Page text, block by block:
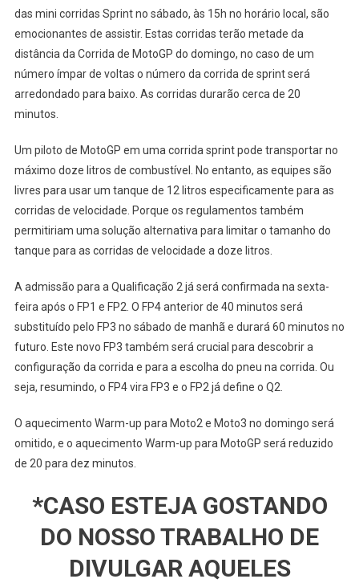
das mini corridas Sprint no sábado, às 15h no horário local, são
emocionantes de assistir. Estas corridas terão metade da
distância da Corrida de MotoGP do domingo, no caso de um
número ímpar de voltas o número da corrida de sprint será
arredondado para baixo. As corridas durarão cerca de 20
minutos.
Um piloto de MotoGP em uma corrida sprint pode transportar no
máximo doze litros de combustível. No entanto, as equipes são
livres para usar um tanque de 12 litros especificamente para as
corridas de velocidade. Porque os regulamentos também
permitiriam uma solução alternativa para limitar o tamanho do
tanque para as corridas de velocidade a doze litros.
A admissão para a Qualificação 2 já será confirmada na sexta-
feira após o FP1 e FP2. O FP4 anterior de 40 minutos será
substituído pelo FP3 no sábado de manhã e durará 60 minutos no
futuro. Este novo FP3 também será crucial para descobrir a
configuração da corrida e para a escolha do pneu na corrida. Ou
seja, resumindo, o FP4 vira FP3 e o FP2 já define o Q2.
O aquecimento Warm-up para Moto2 e Moto3 no domingo será
omitido, e o aquecimento Warm-up para MotoGP será reduzido
de 20 para dez minutos.
*CASO ESTEJA GOSTANDO
DO NOSSO TRABALHO DE
DIVULGAR AQUELES